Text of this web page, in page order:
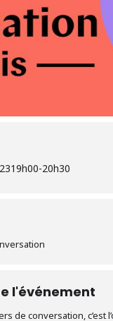
19h00-20h30
l'événement
de conversation, c’est